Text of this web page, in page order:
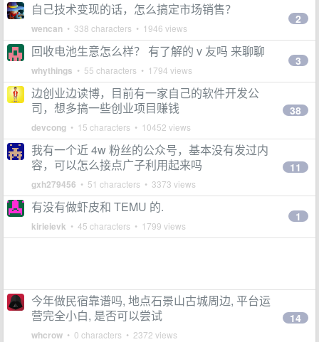
自己技术变现的话，怎么搞定市场销售？
wencan • 338 characters • 1946 views
2
回收电池生意怎么样？ 有了解的 v 友吗 来聊聊
whythings • 55 characters • 1794 views
3
边创业边读博，目前有一家自己的软件开发公
司，想多搞一些创业项目赚钱
devcong • 15 characters • 10452 views
38
我有一个近 4w 粉丝的公众号，基本没有发过内
容，可以怎么接点广子利用起来吗
gxh279456 • 51 characters • 3373 views
11
有没有做虾皮和 TEMU 的.
kirieievk • 45 characters • 1799 views
1
今年做民宿靠谱吗, 地点石景山古城周边, 平台运
营完全小白, 是否可以尝试
whcrow • 0 characters • 2372 views
14